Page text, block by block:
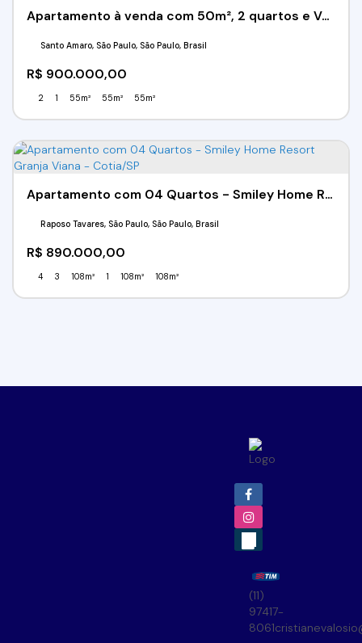
Apartamento à venda com 50m², 2 quartos e Varanda gourmet - Retrato By Diálogo - Brooklin - São Paulo
R$ 900.000,00
Santo Amaro, São Paulo, São Paulo, Brasil
2 1 55m² 55m² 55m²
Apartamento com 04 Quartos - Smiley Home Resort Granja Viana - Cotia/SP
R$ 890.000,00
Raposo Tavares, São Paulo, São Paulo, Brasil
4 3 108m² 1 108m² 108m²
(11)
97417-
8061